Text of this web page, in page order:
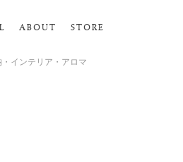
ABOUT STORE
・インテリア・アロマ